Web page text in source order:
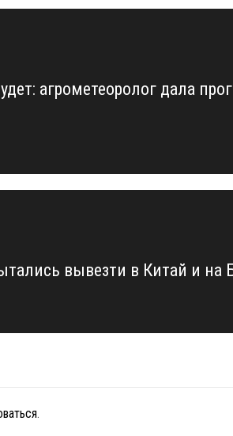
агрометеоролог дала
вывезти в Китай и
.